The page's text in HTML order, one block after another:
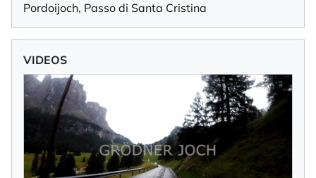
Pordoijoch, Passo di Santa Cristina
VIDEOS